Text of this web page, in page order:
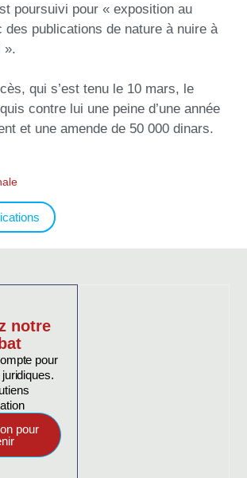
poursuivi pour « exposition au
des publications de nature à nuire à
».
qui s’est tenu le 10 mars, le
contre lui une peine d’une année
et une amende de 50 000 dinars.
notre
pour
pour